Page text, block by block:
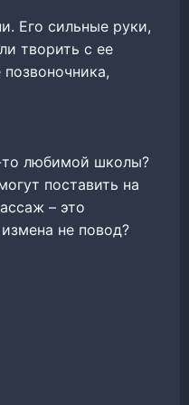
Его сильные руки,
творить с ее
то любимой школы?
поставить на
– это
не повод?